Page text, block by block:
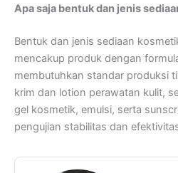
Apa saja bentuk dan jenis
Bentuk dan jenis sediaan
mencakup produk dengan
membutuhkan standar produksi
krim dan lotion perawatan kulit,
gel kosmetik, emulsi, serta
pengujian stabilitas dan